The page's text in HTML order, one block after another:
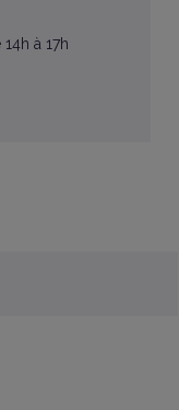
à 17h